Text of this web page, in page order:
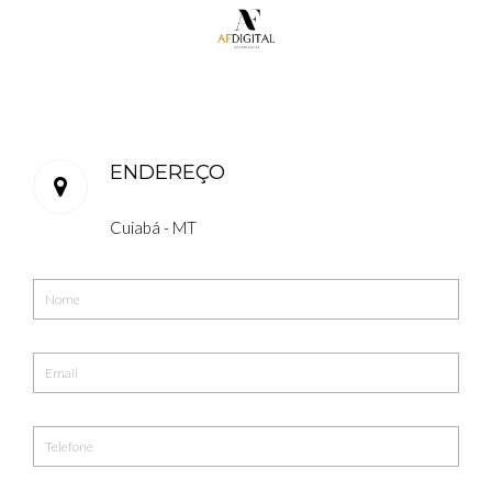
ENDEREÇO
Cuiabá - MT